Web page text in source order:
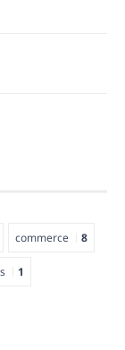
commerce 8
1